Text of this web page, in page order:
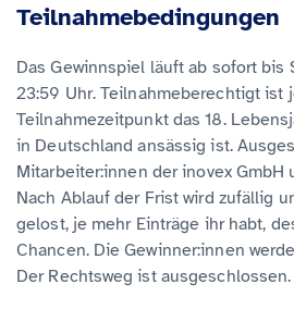
Teilnahmebedingungen
Das Gewinnspiel läuft ab sofort bis
23:59 Uhr. Teilnahmeberechtigt ist
Teilnahmezeitpunkt das 18.
in Deutschland ansässig ist.
Mitarbeiter:innen der inovex GmbH
Nach Ablauf der Frist wird zufällig
gelost, je mehr Einträge ihr habt,
Chancen. Die Gewinner:innen
Der Rechtsweg ist ausgeschlossen.